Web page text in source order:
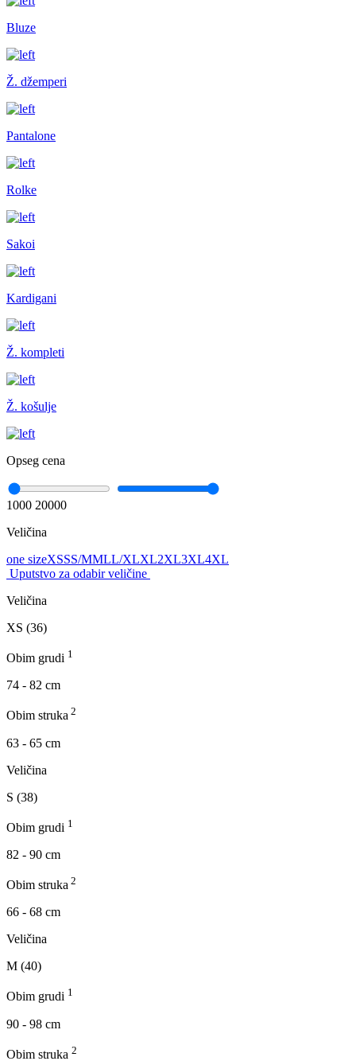
Bluze
Ž. džemperi
Pantalone
Rolke
Sakoi
Kardigani
Ž. kompleti
Ž. košulje
Opseg cena
1000 20000
Veličina
one sizeXSSS/MMLL/XLXL2XL3XL4XL
Uputstvo za odabir veličine
Veličina
XS (36)
Obim grudi 1
74 - 82 cm
Obim struka 2
63 - 65 cm
Veličina
S (38)
Obim grudi 1
82 - 90 cm
Obim struka 2
66 - 68 cm
Veličina
M (40)
Obim grudi 1
90 - 98 cm
Obim struka 2